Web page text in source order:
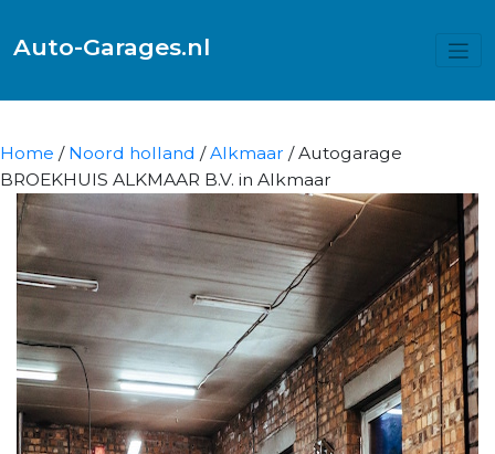
Auto-Garages.nl
Home / Noord holland /Alkmaar / Autogarage
BROEKHUIS ALKMAAR B.V. in Alkmaar